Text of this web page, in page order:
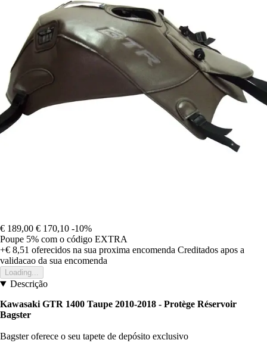
€ 189,00 € 170,10 -10%
Poupe 5% com o código EXTRA
+€ 8,51 oferecidos na sua proxima encomenda Creditados apos a
validacao da sua encomenda
Loading...
Descrição
Kawasaki GTR 1400 Taupe 2010-2018 - Protège Réservoir
Bagster
Bagster oferece o seu tapete de depósito exclusivo